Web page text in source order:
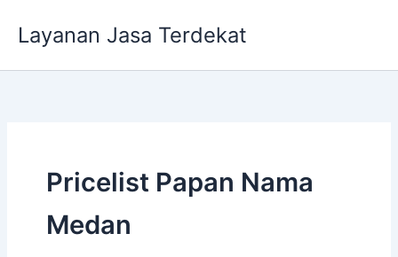
Layanan Jasa Terdekat
Pricelist Papan Nama
Medan